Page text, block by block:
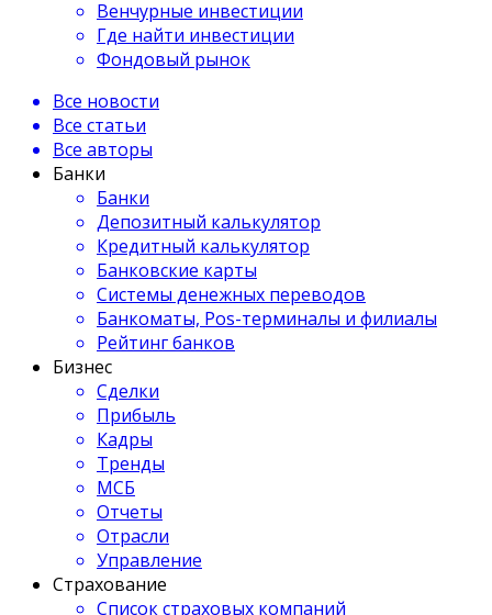
Венчурные инвестиции
Где найти инвестиции
Фондовый рынок
Все новости
Все статьи
Все авторы
Банки
Банки
Депозитный калькулятор
Кредитный калькулятор
Банковские карты
Системы денежных переводов
Банкоматы, Pos-терминалы и филиалы
Рейтинг банков
Бизнес
Сделки
Прибыль
Кадры
Тренды
МСБ
Отчеты
Отрасли
Управление
Страхование
Список страховых компаний